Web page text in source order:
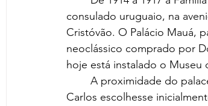
consulado uruguaio, na
Cristóvão. O Palácio Mauá,
neoclássico comprado por
hoje está instalado o Museu
Carlos escolhesse